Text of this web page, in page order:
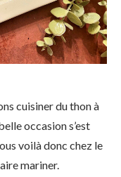
cuisiner du thon à
occasion s’est
voilà donc chez le
mariner.